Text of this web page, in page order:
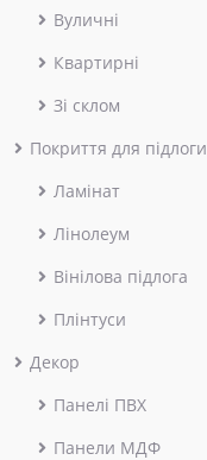
Вуличні
Квартирні
Зі склом
Покриття для підлоги
Ламінат
Лінолеум
Вінілова підлога
Плінтуси
Декор
Панелі ПВХ
Панели МДФ